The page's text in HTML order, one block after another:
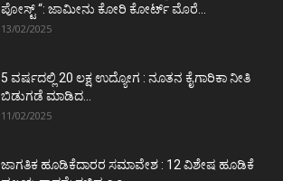
ಪೋಸ್ಟ್‌ “: ಜಾಮೀನು ಕೋರಿ ಕೋರ್ಟ್‌ ಮೊರೆ...
13/02/2025
5 ವರ್ಷದಲ್ಲಿ 20 ಲಕ್ಷ ಉದ್ಯೋಗ : ನೂತನ ಕೈಗಾರಿಕಾ ನೀತಿ
ಬಿಡುಗಡೆ ಮಾಡಿದ...
11/02/2025
ಜಾಗತಿಕ ಹೂಡಿಕೆದಾರರ ಸಮಾವೇಶ : 12 ವಿಶೇಷ ಹೂಡಿಕೆ